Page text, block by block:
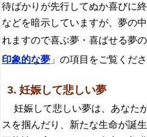
待ばかりが先行してぬか喜びに
などを暗示していますが、夢の
れますので喜ぶ夢・喜ばせる夢の
印象的な夢 」の項目をご覧くださ
3. 妊娠して悲しい夢
妊娠して悲しい夢は、あなた
スを掴んだり、新たな生命が誕